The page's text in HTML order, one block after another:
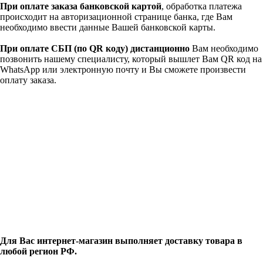
При оплате заказа банковской картой, обработка платежа
происходит на авторизационной странице банка, где Вам
необходимо ввести данные Вашей банковской карты.
При оплате СБП (по QR коду) дистанционно Вам необходимо
позвонить нашему специалисту, который вышлет Вам QR код на
WhatsApp или электронную почту и Вы сможете произвести
оплату заказа.
Для Вас интернет-магазин выполняет доставку товара в
любой регион РФ.